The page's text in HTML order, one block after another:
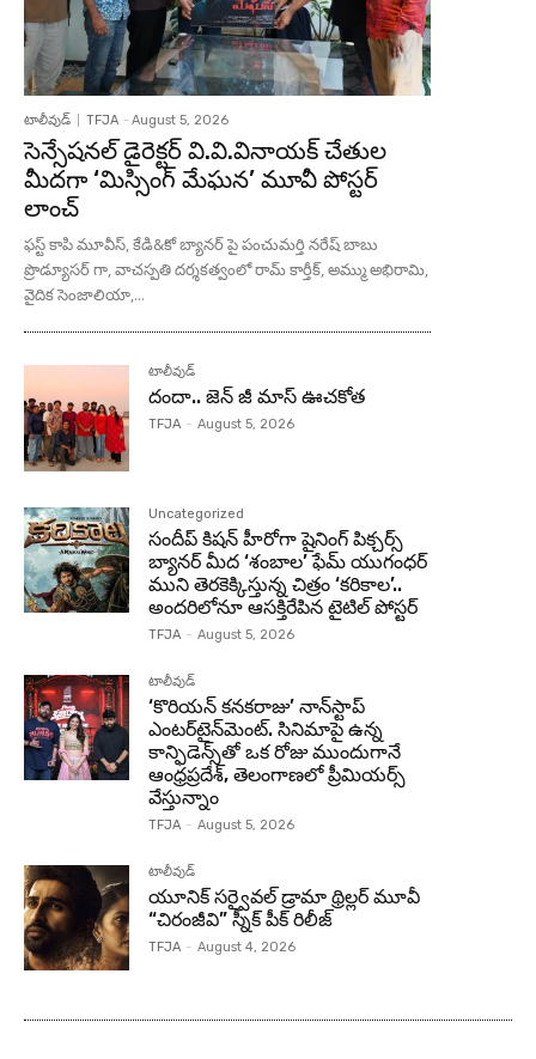
టాలీవుడ్ TFJA - August 5, 2026
సెన్సేషనల్ డైరెక్టర్ వి.వి.వినాయక్ చేతుల
మీదగా ‘మిస్సింగ్ మేఘన’ మూవీ పోస్టర్
లాంచ్
ఫస్ట్ కాపి మూవీస్, కేడి&కో బ్యానర్ పై పంచుమర్తి నరేష్ బాబు
ప్రొడ్యూసర్ గా, వాచస్పతి దర్శకత్వంలో రామ్ కార్తీక్, అమ్ము అభిరామి,
వైదిక సెంజాలియా,...
టాలీవుడ్
దందా.. జెన్ జీ మాస్ ఊచకోత
TFJA - August 5, 2026
Uncategorized
సందీప్ కిషన్ హీరోగా షైనింగ్ పిక్చర్స్
బ్యానర్ మీద ‘శంబాల’ ఫేమ్ యుగంధర్
ముని తెరకెక్కిస్తున్న చిత్రం ‘కరికాల’..
అందరిలోనూ ఆసక్తిరేపిన టైటిల్ పోస్టర్
TFJA - August 5, 2026
టాలీవుడ్
‘కొరియన్ కనకరాజు’ నాన్‌స్టాప్
ఎంటర్‌టైన్‌మెంట్. సినిమాపై ఉన్న
కాన్ఫిడెన్స్‌తో ఒక రోజు ముందుగానే
ఆంధ్రప్రదేశ్, తెలంగాణలో ప్రీమియర్స్
వేస్తున్నాం
TFJA - August 5, 2026
టాలీవుడ్
యూనిక్ సర్వైవల్ డ్రామా థ్రిల్లర్ మూవీ
“చిరంజీవి” స్నీక్ పీక్ రిలీజ్
TFJA - August 4, 2026